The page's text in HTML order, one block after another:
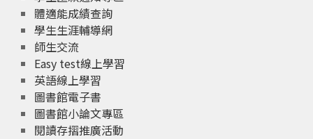
體適能成績查詢
學生生涯輔導網
師生交流
Easy test線上學習
英語線上學習
圖書館電子書
圖書館小論文專區
閱讀存摺推廣活動